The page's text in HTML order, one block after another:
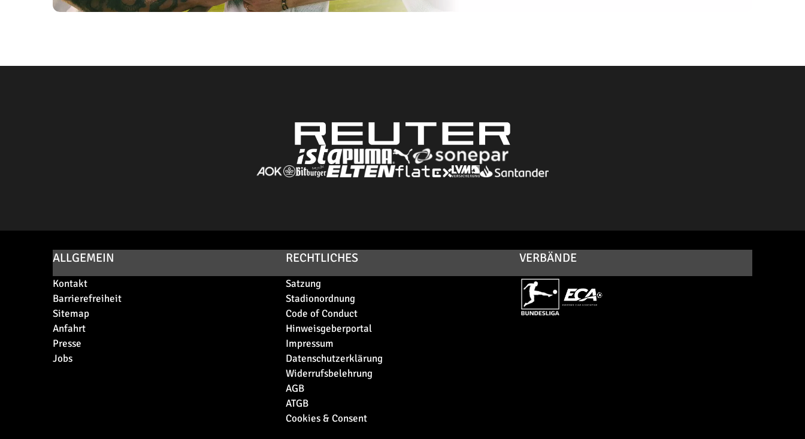
ALLGEMEIN
Kontakt
Barrierefreiheit
Sitemap
Anfahrt
Presse
Jobs
RECHTLICHES
Satzung
Stadionordnung
Code of Conduct
Hinweisgeberportal
Impressum
Datenschutzerklärung
Widerrufsbelehrung
AGB
ATGB
Cookies & Consent
VERBÄNDE